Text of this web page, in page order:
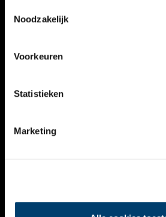
Noodzakelijk
Voorkeuren
Statistieken
Marketing
VERHALEN
KALENDER
THEMA’S
VIDEO’S
CONTACT